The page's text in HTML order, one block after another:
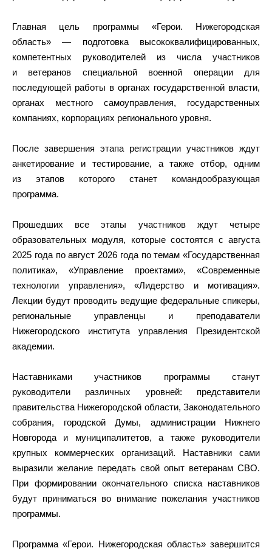
Главная цель программы «Герои. Нижегородская
область» — подготовка высококвалифицированных,
компетентных руководителей из числа участников
и ветеранов специальной военной операции для
последующей работы в органах государственной власти,
органах местного самоуправления, государственных
компаниях, корпорациях регионального уровня.
После завершения этапа регистрации участников ждут
анкетирование и тестирование, а также отбор, одним
из этапов которого станет командообразующая
программа.
Прошедших все этапы участников ждут четыре
образовательных модуля, которые состоятся с августа
2025 года по август 2026 года по темам «Государственная
политика», «Управление проектами», «Современные
технологии управления», «Лидерство и мотивация».
Лекции будут проводить ведущие федеральные спикеры,
региональные управленцы и преподаватели
Нижегородского института управления Президентской
академии.
Наставниками участников программы станут
руководители различных уровней: представители
правительства Нижегородской области, Законодательного
собрания, городской Думы, администрации Нижнего
Новгорода и муниципалитетов, а также руководители
крупных коммерческих организаций. Наставники сами
выразили желание передать свой опыт ветеранам СВО.
При формировании окончательного списка наставников
будут приниматься во внимание пожелания участников
программы.
Программа «Герои. Нижегородская область» завершится